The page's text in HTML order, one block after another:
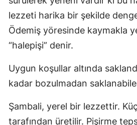
lezzeti harika bir şekilde
Ödemiş yöresinde kaymakla
“halepişi” denir.
Uygun koşullar altında
kadar bozulmadan
Şambali, yerel bir lezzettir.
tarafından üretilir. Pişirme